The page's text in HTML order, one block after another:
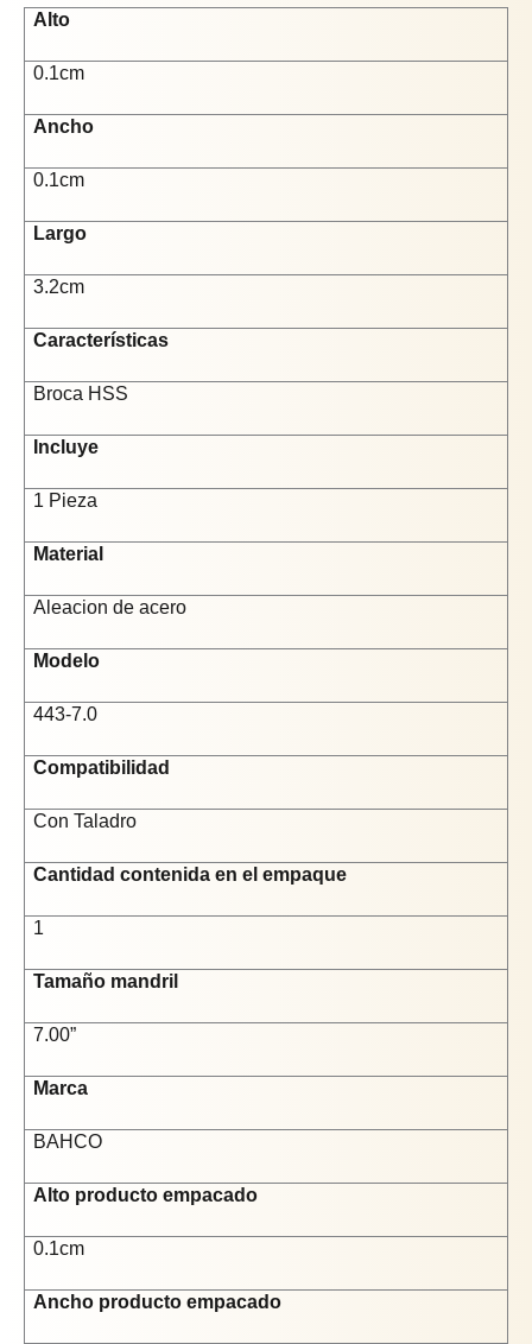
Alto
0.1cm
Ancho
0.1cm
Largo
3.2cm
Características
Broca HSS
Incluye
1 Pieza
Material
Aleacion de acero
Modelo
443-7.0
Compatibilidad
Con Taladro
Cantidad contenida en el empaque
1
Tamaño mandril
7.00”
Marca
BAHCO
Alto producto empacado
0.1cm
Ancho producto empacado